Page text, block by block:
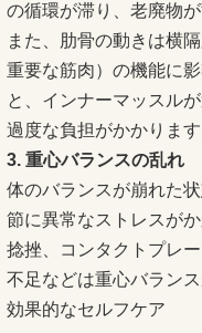
の循環が滞り、老廃物
また、肋骨の動きは横
重要な筋肉）の機能に
と、インナーマッスル
過度な負担がかかります
3. 重心バランスの乱れ
体のバランスが崩れた
節に異常なストレスが
捻挫、コンタクトプレ
不足などは重心バラン
効果的なセルフケア